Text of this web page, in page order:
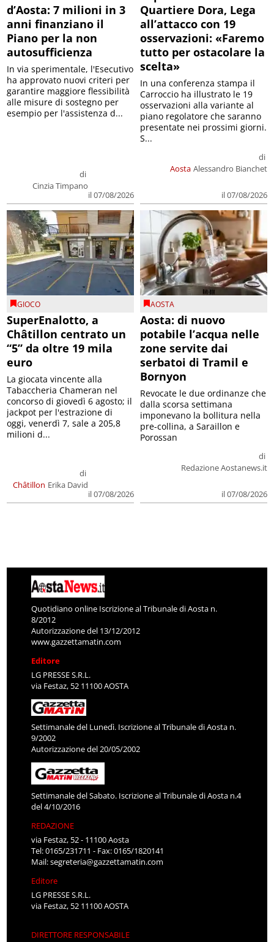
d’Aosta: 7 milioni in 3
anni finanziano il
Piano per la non
autosufficienza
di
Cinzia Timpano
il 07/08/2026
In via sperimentale, l'Esecutivo
ha approvato nuovi criteri per
garantire maggiore flessibilità
alle misure di sostegno per
esempio per l'assistenza d...
Quartiere Dora, Lega
all’attacco con 19
osservazioni: «Faremo
tutto per ostacolare la
scelta»
Aosta
di
Alessandro Bianchet
il 07/08/2026
In una conferenza stampa il
Carroccio ha illustrato le 19
osservazioni alla variante al
piano regolatore che saranno
presentate nei prossimi giorni.
S...
GIOCO
SuperEnalotto, a
Châtillon centrato un
“5” da oltre 19 mila
euro
Châtillon
di
Erika David
il 07/08/2026
La giocata vincente alla
Tabaccheria Chameran nel
concorso di giovedì 6 agosto; il
jackpot per l'estrazione di
oggi, venerdì 7, sale a 205,8
milioni d...
AOSTA
Aosta: di nuovo
potabile l’acqua nelle
zone servite dai
serbatoi di Tramil e
Bornyon
di
Redazione Aostanews.it
il 07/08/2026
Revocate le due ordinanze che
dalla scorsa settimana
imponevano la bollitura nella
pre-collina, a Saraillon e
Porossan
Quotidiano online Iscrizione al Tribunale di Aosta n.
8/2012
Autorizzazione del 13/12/2012
www.gazzettamatin.com
Editore
LG PRESSE S.R.L.
via Festaz, 52 11100 AOSTA
Settimanale del Lunedì. Iscrizione al Tribunale di Aosta n.
9/2002
Autorizzazione del 20/05/2002
Settimanale del Sabato. Iscrizione al Tribunale di Aosta n.4
del 4/10/2016
REDAZIONE
via Festaz, 52 - 11100 Aosta
Tel: 0165/231711 - Fax: 0165/1820141
Mail:segreteria@gazzettamatin.com
Editore
LG PRESSE S.R.L.
via Festaz, 52 11100 AOSTA
DIRETTORE RESPONSABILE